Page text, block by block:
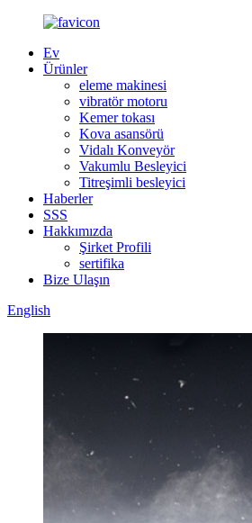
Ev
Ürünler
eleme makinesi
vibratör motoru
Kemer tokası
Kova asansörü
Vidalı Konveyör
Vakumlu Besleyici
Titreşimli besleyici
Haberler
SSS
Hakkımızda
Şirket Profili
sertifika
Bize Ulaşın
English